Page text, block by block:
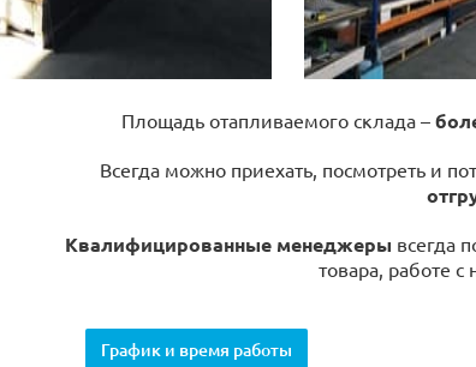
Площадь отапливаемого склада –
Всегда можно приехать, посмотреть и
Квалифицированные менеджеры всегда
товара, работе
График и время работы